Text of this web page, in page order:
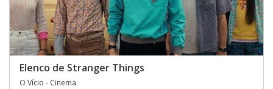
Elenco de Stranger Things
O Vício - Cinema